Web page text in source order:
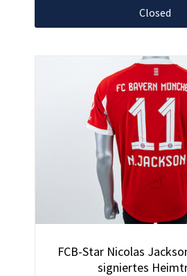
Closed
FCB-Star Nicolas
signiertes